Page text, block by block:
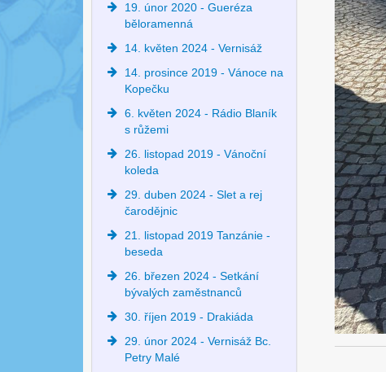
19. únor 2020 - Gueréza
běloramenná
14. květen 2024 - Vernisáž
14. prosince 2019 - Vánoce na
Kopečku
6. květen 2024 - Rádio Blaník
s růžemi
26. listopad 2019 - Vánoční
koleda
29. duben 2024 - Slet a rej
čarodějnic
21. listopad 2019 Tanzánie -
beseda
26. březen 2024 - Setkání
bývalých zaměstnanců
30. říjen 2019 - Drakiáda
29. únor 2024 - Vernisáž Bc.
Petry Malé